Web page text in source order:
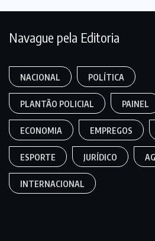
Navague pela Editoria
NACIONAL POLÍTICA
PLANTÃO POLICIAL PAINEL
ECONOMIA EMPREGOS
ESPORTE JURÍDICO
INTERNACIONAL